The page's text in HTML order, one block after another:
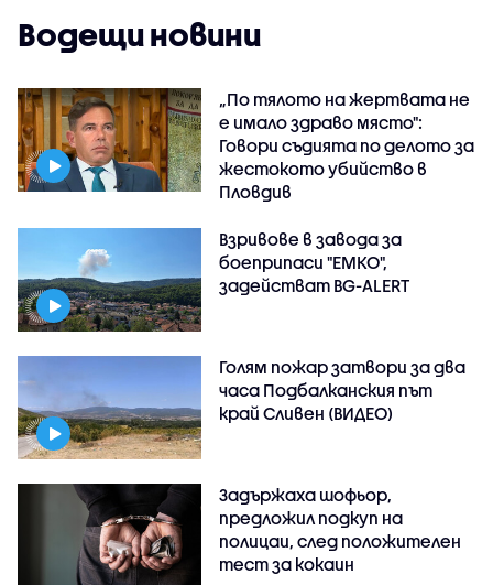
Водещи новини
„По тялото на жертвата не
е имало здраво място":
Говори съдията по делото за
жестокото убийство в
Пловдив
Взривове в завода за
боеприпаси "ЕМКО",
задействат BG-ALERT
Голям пожар затвори за два
часа Подбалканския път
край Сливен (ВИДЕО)
Задържаха шофьор,
предложил подкуп на
полицаи, след положителен
тест за кокаин